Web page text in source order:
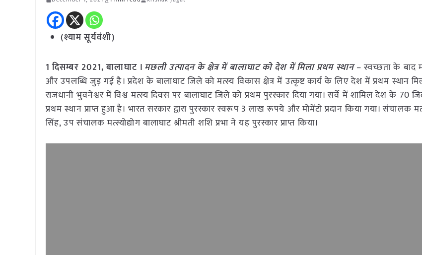
(श्याम सूर्यवंशी)
1 दिसम्बर 2021, बालाघाट । मछली उत्पादन के क्षेत्र में बालाघाट को देश में मिला प्रथम स्थान– स्वच्छता के बाद
और उपलब्धि जुड़ गई है। प्रदेश के बालाघाट जिले को मत्स्य विकास क्षेत्र में उत्कृष्ट कार्य के लिए देश में प्रथम स्थान
राजधानी भुवनेश्वर में विश्व मत्स्य दिवस पर बालाघाट जिले को प्रथम पुरस्कार दिया गया। सर्वे में शामिल देश के 70
प्रथम स्थान प्राप्त हुआ है। भारत सरकार द्वारा पुरस्कार स्वरूप 3 लाख रूपये और मोमेंटो प्रदान किया गया। संचालक
सिंह, उप संचालक मत्स्योद्योग बालाघाट श्रीमती शशि प्रभा ने यह पुरस्कार प्राप्त किया।